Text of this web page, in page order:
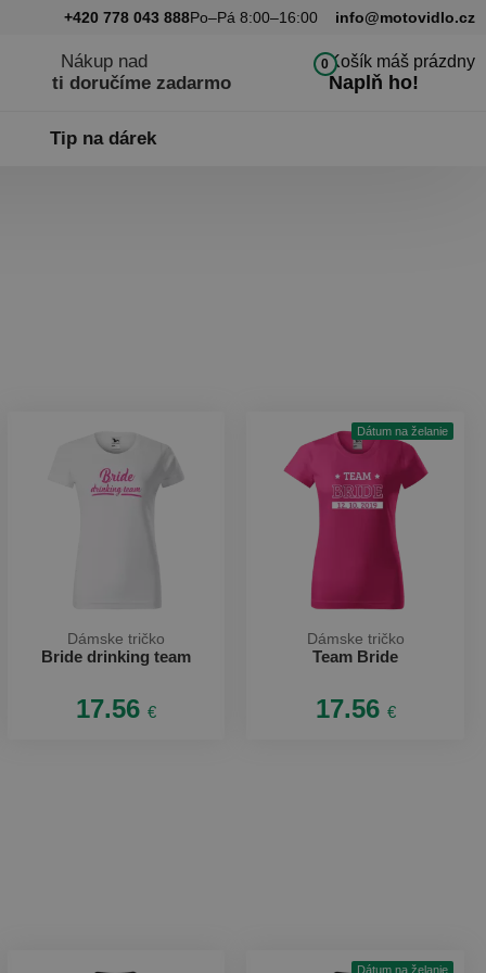
+420 778 043 888Po–Pá 8:00–16:00 info@motovidlo.cz
Nákup nad
ti doručíme zadarmo
0Košík máš prázdny
Naplň ho!
Tip na dárek
Dámske tričko
Bride drinking team
17.56 €
Dátum na želanie
Dámske tričko
Team Bride
17.56 €
Dátum na želanie